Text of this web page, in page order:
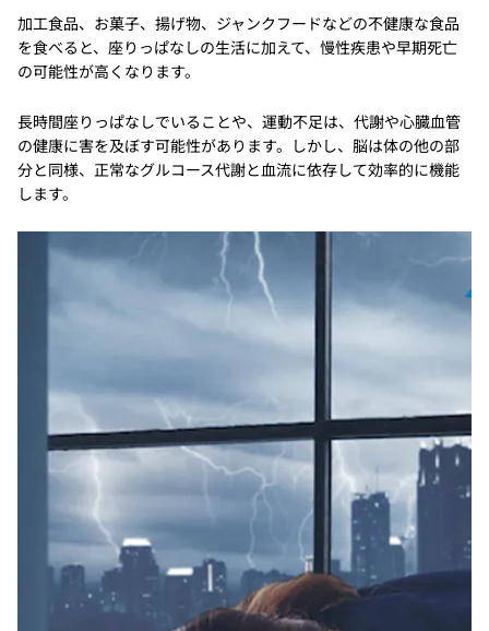
加工食品、お菓子、揚げ物、ジャンクフードなどの不健康な食品
を食べると、座りっぱなしの生活に加えて、慢性疾患や早期死亡
の可能性が高くなります。
長時間座りっぱなしでいることや、運動不足は、代謝や心臓血管
の健康に害を及ぼす可能性があります。しかし、脳は体の他の部
分と同様、正常なグルコース代謝と血流に依存して効率的に機能
します。